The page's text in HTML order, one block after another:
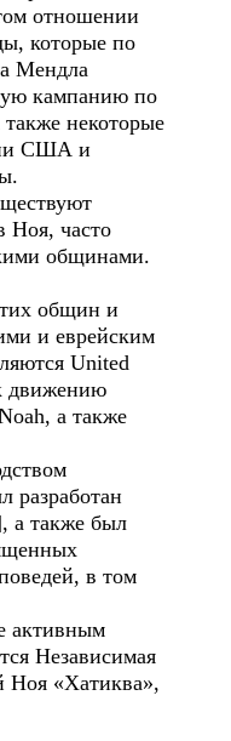
отношении
которые по
Мендла
кампанию по
некоторые
США и
Ноя, часто
общинами.
общин и
и еврейским
United
движению
а также
разработан
а также был
в том
активным
Независимая
Ноя «Хатиква»,